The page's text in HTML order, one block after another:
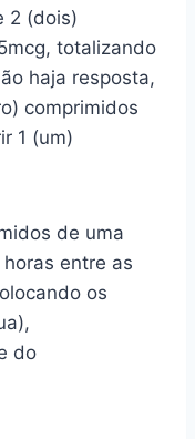
2 (dois)
totalizando
haja resposta,
comprimidos
1 (um)
de uma
entre as
os
do